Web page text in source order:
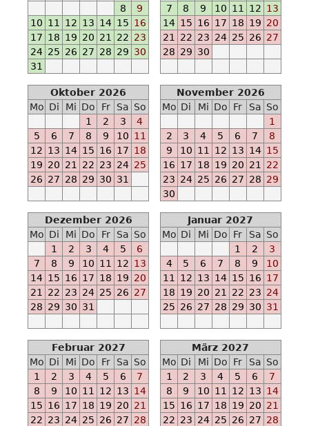
Ab
2020-
Ab
2020-
09-
25
2020-
10-
Ab
2021-
05-
15
8
9
10 11 12 13 14 15 16
17 18 19 20 21 22 23
24 25 26 27 28 29 30
31
7
8 9 10 11 12 13
14 15 16 17 18 19 20
21
22 23 24 25 26 27
28 29 30
Oktober 2026
Mo Di Mi Do Fr Sa So
1
2 3
4
5
6 7 8 9 10 11
12 13 14 15 16 17 18
19 20 21 22 23 24 25
26 27 28 29 30 31
November 2026
Mo Di Mi Do Fr Sa So
1
2
3 4 5 6 7
8
9
10 11 12 13 14 15
16 17 18 19 20 21
22
23 24 25 26 27 28 29
30
Dezember 2026
Mo Di Mi Do Fr Sa So
1
2 3 4 5
6
7
8 9 10 11 12 13
14 15 16 17 18 19 20
21
22 23 24 25 26 27
28 29 30 31
Januar 2027
Mo Di Mi Do Fr Sa So
1
2
3
4
5 6 7 8 9
10
11
12 13 14 15 16 17
18 19 20 21 22 23 24
25 26 27 28 29 30 31
Februar 2027
Mo Di Mi Do Fr Sa So
1
2 3 4 5 6
7
8
9 10 11 12 13 14
15 16 17 18 19 20 21
22 23 24 25 26 27 28
März 2027
Mo Di Mi Do Fr Sa So
1
2 3 4 5 6
7
8
9 10 11 12 13 14
15 16 17 18 19 20 21
22 23 24 25 26 27 28